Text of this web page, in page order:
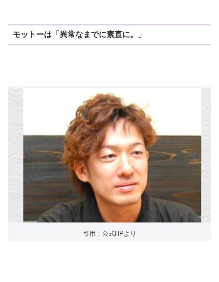
モットーは「異常なまでに素直に。」
引用：公式HPより